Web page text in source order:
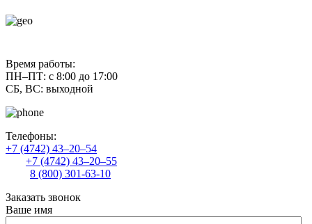
Время работы:
ПН–ПТ: с 8:00 до 17:00
СБ, ВС: выходной
Телефоны:
+7 (4742) 43–20–54
+7 (4742) 43–20–55
8 (800) 301-63-10
Заказать звонок
Ваше имя